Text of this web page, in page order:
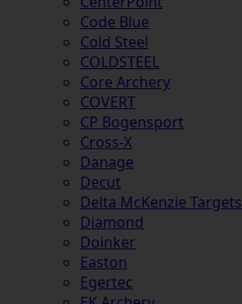
Code Blue
Cold Steel
COLDSTEEL
Core Archery
COVERT
CP Bogensport
Cross-X
Danage
Decut
Delta McKenzie Targets
Diamond
Doinker
Easton
Egertec